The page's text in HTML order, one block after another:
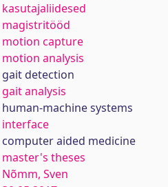
kasutajaliidesed
magistritööd
motion capture
motion analysis
gait detection
gait analysis
human-machine systems
interface
computer aided medicine
master's theses
Nõmm, Sven